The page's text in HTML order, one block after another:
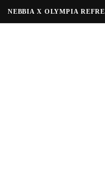
NEBBIA X OLYMPIA REFRESH